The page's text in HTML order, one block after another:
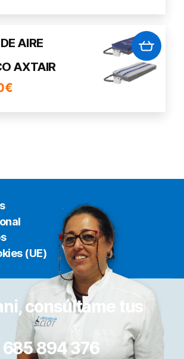
AIRE
AXTAIR
€
(UE)
consúltame tus
894 376